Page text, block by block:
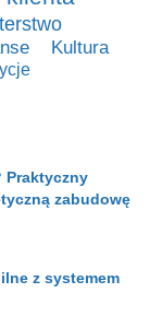
Kultura
Praktyczny
zabudowę
z systemem